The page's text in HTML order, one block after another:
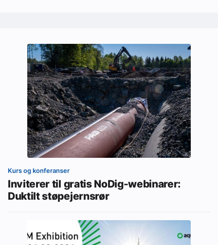
Kurs og konferanser
Inviterer til gratis NoDig-webinarer:
Duktilt støpejernsrør